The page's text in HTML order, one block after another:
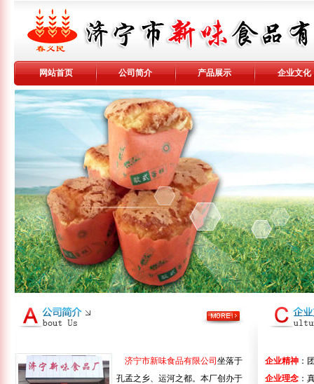
网站首页 公司简介 产品展示 企业文化
济宁市新味食品有限公司 坐落于
孔孟之乡、运河之都。本厂创办于
企业精神 ：
企业理念 ：